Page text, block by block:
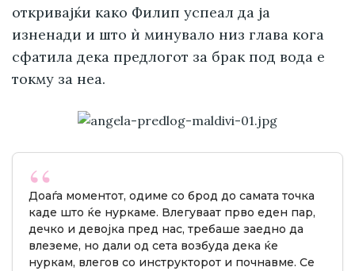
откривајќи како Филип успеал да ја
изненади и што ѝ минувало низ глава кога
сфатила дека предлогот за брак под вода е
токму за неа.
Доаѓа моментот, одиме со брод до самата точка
каде што ќе нуркаме. Влегуваат прво еден пар,
дечко и девојка пред нас, требаше заедно да
влеземе, но дали од сета возбуда дека ќе
нуркам, влегов со инструкторот и почнавме. Се